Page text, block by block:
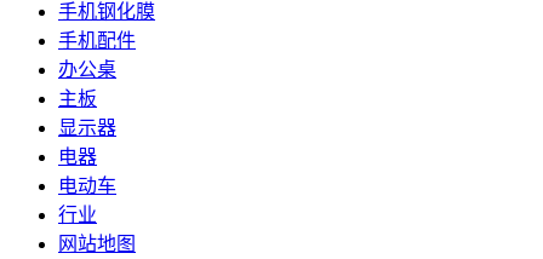
手机钢化膜
手机配件
办公桌
主板
显示器
电器
电动车
行业
网站地图